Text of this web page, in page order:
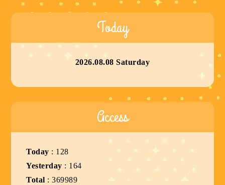
Today
2026.08.08 Saturday
Access
Today : 128
Yesterday : 164
Total :369989